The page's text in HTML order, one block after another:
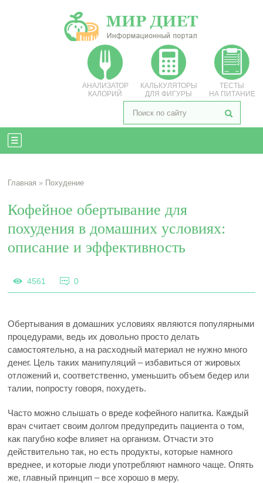
АНАЛИЗАТОР
КАЛОРИЙ
КАЛЬКУЛЯТОРЫ
ДЛЯ ФИГУРЫ
ТЕСТЫ
НА ПИТАНИЕ
Главная » Похудение
Кофейное обертывание для
похудения в домашних условиях:
описание и эффективность
4561 0
Обертывания в домашних условиях являются популярными
процедурами, ведь их довольно просто делать
самостоятельно, а на расходный материал не нужно много
денег. Цель таких манипуляций – избавиться от жировых
отложений и, соответственно, уменьшить объем бедер или
талии, попросту говоря, похудеть.
Часто можно слышать о вреде кофейного напитка. Каждый
врач считает своим долгом предупредить пациента о том,
как пагубно кофе влияет на организм. Отчасти это
действительно так, но есть продукты, которые намного
вреднее, и которые люди употребляют намного чаще. Опять
же, главный принцип – все хорошо в меру.